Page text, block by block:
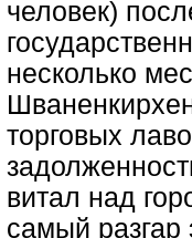
человек)
несколько
торговых
витал над
самый